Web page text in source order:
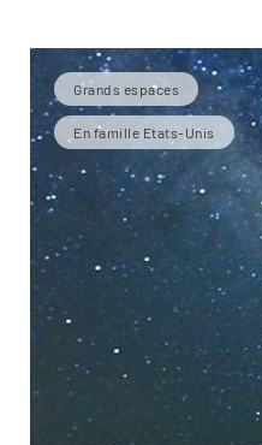
Grands espaces
En famille Etats-Unis